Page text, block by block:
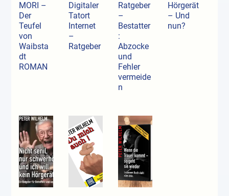
MORI –
Der
Teufel
von
Waibsta
dt
ROMAN
Digitaler
Tatort
Internet
–
Ratgeber
Ratgeber
–
Bestatter
:
Abzocke
und
Fehler
vermeide
n
Hörgerät
– Und
nun?